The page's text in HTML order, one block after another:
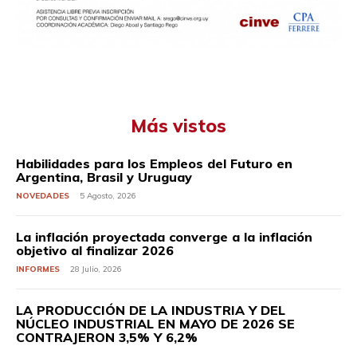
Más vistos
Habilidades para los Empleos del Futuro en
Argentina, Brasil y Uruguay
NOVEDADES 5 Agosto, 2026
La inflación proyectada converge a la inflación
objetivo al finalizar 2026
INFORMES 28 Julio, 2026
LA PRODUCCIÓN DE LA INDUSTRIA Y DEL
NÚCLEO INDUSTRIAL EN MAYO DE 2026 SE
CONTRAJERON 3,5% Y 6,2%